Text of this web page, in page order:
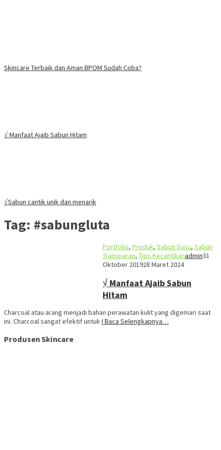
Skincare Terbaik dan Aman BPOM Sudah Coba?
√ Manfaat Ajaib Sabun Hitam
√Sabun cantik unik dan menarik
Tag: #sabungluta
Portfolio, Produk, Sabun Susu, Sabun
Transparan, Tips Kecantikanadmin31
Oktober 201928 Maret 2024
√ Manfaat Ajaib Sabun
Hitam
Charcoal atau arang menjadi bahan perawatan kulit yang digemari saat
ini. Charcoal sangat efektif untukI Baca Selengkapnya…
Produsen Skincare